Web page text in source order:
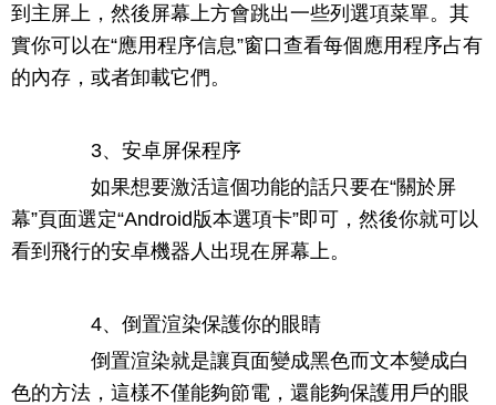
到主屏上，然後屏幕上方會跳出一些列選項菜單。其
實你可以在“應用程序信息”窗口查看每個應用程序占有
的內存，或者卸載它們。
3、安卓屏保程序
如果想要激活這個功能的話只要在“關於屏
幕”頁面選定“Android版本選項卡”即可，然後你就可以
看到飛行的安卓機器人出現在屏幕上。
4、倒置渲染保護你的眼睛
倒置渲染就是讓頁面變成黑色而文本變成白
色的方法，這樣不僅能夠節電，還能夠保護用戶的眼